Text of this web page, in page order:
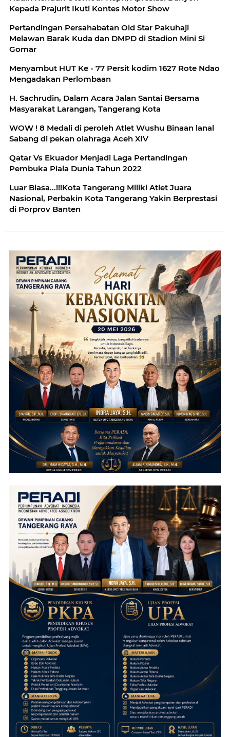
Kepada Prajurit Ikuti Kontes Motor Show
Pertandingan Persahabatan Old Star Pakuhaji
Melawan Barak Kuda dan DMPD di Stadion Mini Si
Gomar
Menyambut HUT Ke - 77 Persit kodim 1627 Rote Ndao
Mengadakan Perlombaan
H. Sachrudin, Dalam Acara Jalan Santai Bersama
Masyarakat Larangan, Tangerang Kota
WOW ! 8 Medali di peroleh Atlet Wushu Binaan lanal
Sabang di pekan olahraga Aceh XIV
Qatar Vs Ekuador Menjadi Laga Pertandingan
Pembuka Piala Dunia Tahun 2022
Luar Biasa...!!!Kota Tangerang Miliki Atlet Juara
Nasional, Perbakin Kota Tangerang Yakin Berprestasi
di Porprov Banten